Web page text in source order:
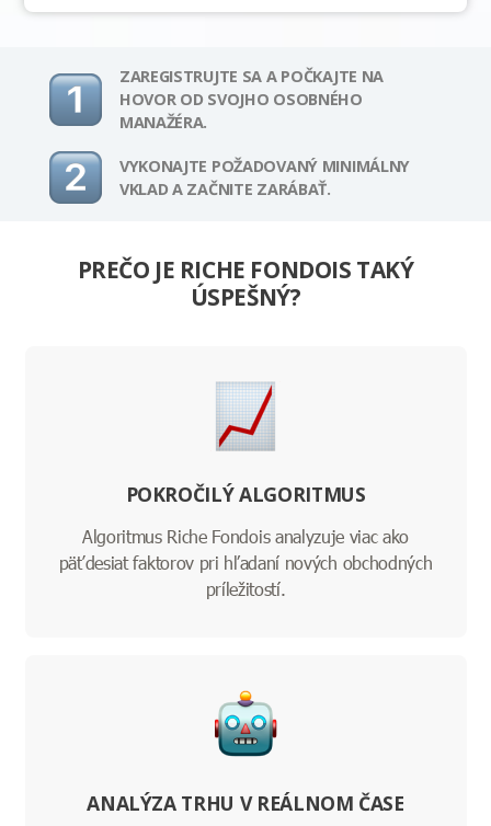
ZAREGISTRUJTE SA A POČKAJTE NA
HOVOR OD SVOJHO OSOBNÉHO
MANAŽÉRA.
VYKONAJTE POŽADOVANÝ MINIMÁLNY
VKLAD A ZAČNITE ZARÁBAŤ.
PREČO JE RICHE FONDOIS TAKÝ
ÚSPEŠNÝ?
POKROČILÝ ALGORITMUS
Algoritmus Riche Fondois analyzuje viac ako
päťdesiat faktorov pri hľadaní nových obchodných
príležitostí.
ANALÝZA TRHU V REÁLNOM ČASE